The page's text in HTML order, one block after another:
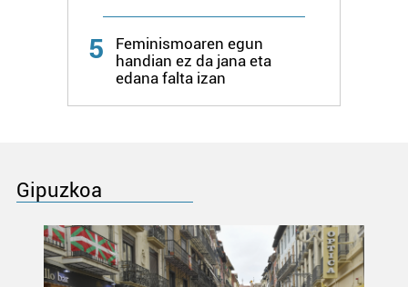
5
Feminismoaren egun
handian ez da jana eta
edana falta izan
Gipuzkoa